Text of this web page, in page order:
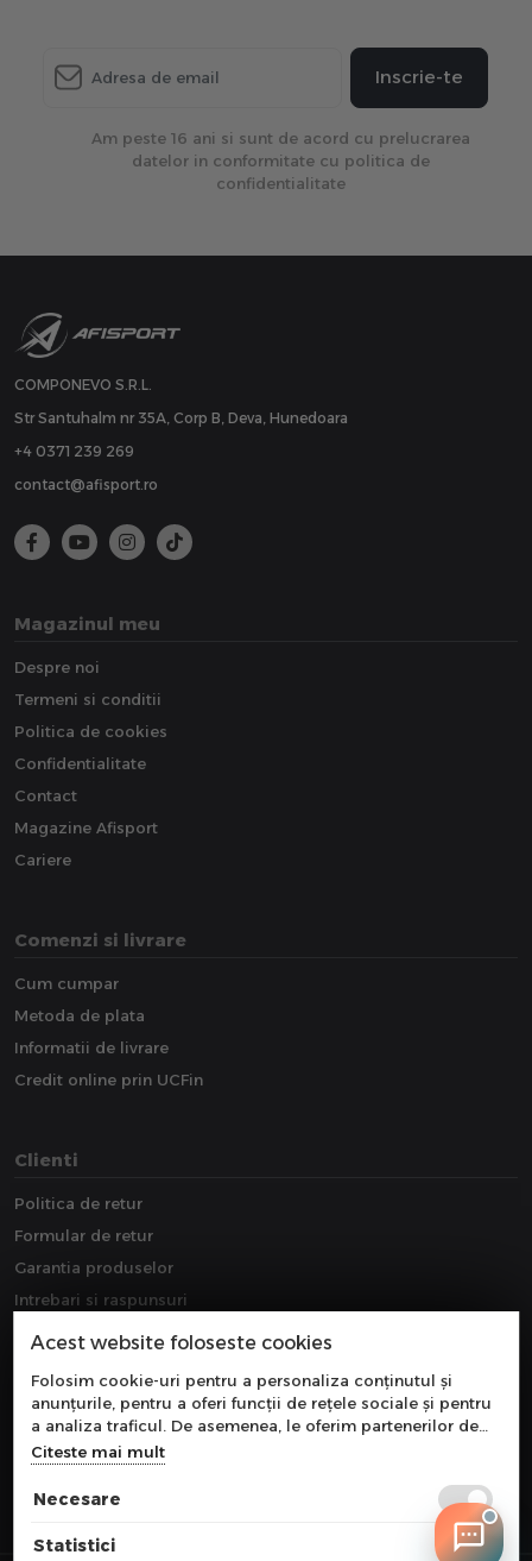
Inscrie-te
Am peste 16 ani si sunt de acord cu prelucrarea
datelor in conformitate cu politica de
confidentialitate
COMPONEVO S.R.L.
Str Santuhalm nr 35A, Corp B, Deva, Hunedoara
+4 0371 239 269
contact@afisport.ro
Magazinul meu
Despre noi
Termeni si conditii
Politica de cookies
Confidentialitate
Contact
Magazine Afisport
Cariere
Comenzi si livrare
Cum cumpar
Metoda de plata
Informatii de livrare
Credit online prin UCFin
Clienti
Politica de retur
Formular de retur
Garantia produselor
Intrebari si raspunsuri
Downloads
Acest website foloseste cookies
Folosim cookie-uri pentru a personaliza conținutul și
anunțurile, pentru a oferi funcții de rețele sociale și pentru
a analiza traficul. De asemenea, le oferim partenerilor de
rețele sociale, de publicitate și de analize informații cu
privire la modul în care folosiți site-ul nostru. Aceștia le
pot combina cu alte informații oferite de dvs. sau culese în
Citeste mai mult
Necesare
Statistici